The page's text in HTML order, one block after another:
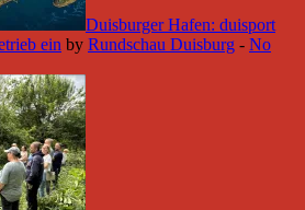
Duisburger Hafen: duisport
ein by Rundschau Duisburg - No